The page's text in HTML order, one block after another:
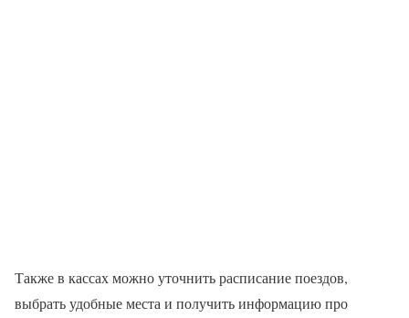
Также в кассах можно уточнить расписание поездов,
выбрать удобные места и получить информацию про